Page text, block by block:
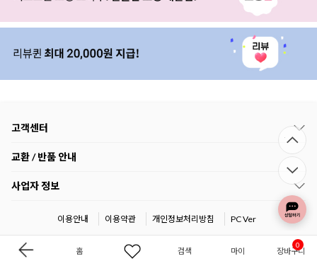
홈 검색 마이 장바구니
0
고객센터
교환 / 반품 안내
사업자 정보
이용안내 이용약관 개인정보처리방침 PC Ver